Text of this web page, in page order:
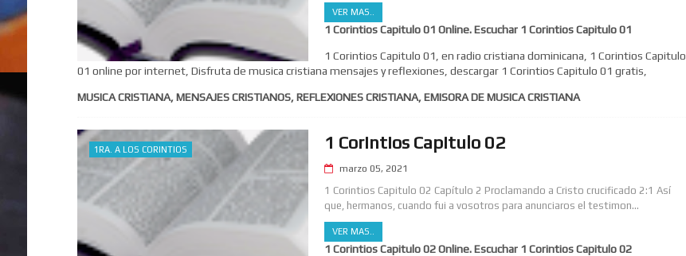
VER MAS..
1 Corintios Capitulo 01 Online. Escuchar 1 Corintios Capitulo 01
1 Corintios Capitulo 01, en radio cristiana dominicana, 1 Corintios Capitulo
01 online por internet, Disfruta de musica cristiana mensajes y reflexiones, descargar 1 Corintios Capitulo 01 gratis,
MUSICA CRISTIANA, MENSAJES CRISTIANOS, REFLEXIONES CRISTIANA, EMISORA DE MUSICA CRISTIANA
1RA. A LOS CORINTIOS 1 Corintios Capitulo 02
marzo 05, 2021
1 Corintios Capitulo 02 Capítulo 2 Proclamando a Cristo crucificado 2:1 Así
que, hermanos, cuando fui a vosotros para anunciaros el testimon...
VER MAS..
1 Corintios Capitulo 02 Online. Escuchar 1 Corintios Capitulo 02